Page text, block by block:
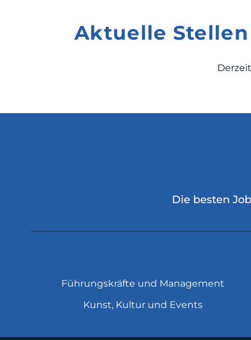
Aktuelle
Die besten
Führungskräfte und Management
Kunst, Kultur und Events